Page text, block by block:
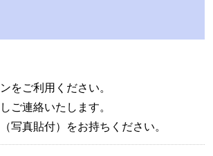
をご利用ください。
ご連絡いたします。
写真貼付）をお持ちください。